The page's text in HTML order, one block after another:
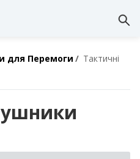
для Перемоги
Тактичні